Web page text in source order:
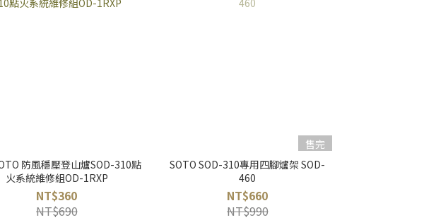
防風穩壓登山爐SOD-310點
火系統維修組OD-1RXP
NT$360
NT$690
售完
SOTO SOD-310專用四腳爐架 SOD-
460
NT$660
NT$990